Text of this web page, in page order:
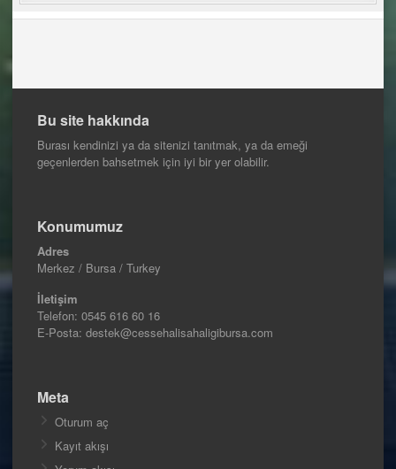
Bu site hakkında
Burası kendinizi ya da sitenizi tanıtmak, ya da emeği
geçenlerden bahsetmek için iyi bir yer olabilir.
Konumumuz
Adres
Merkez / Bursa / Turkey
İletişim
Telefon: 0545 616 60 16
E-Posta: destek@cessehalisahaligibursa.com
Meta
Oturum aç
Kayıt akışı